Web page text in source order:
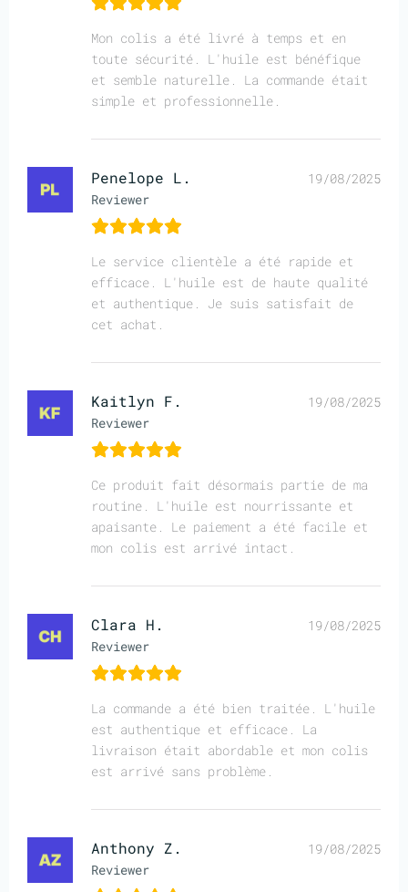
Mon colis a été livré à temps et en
toute sécurité. L'huile est bénéfique
et semble naturelle. La commande était
simple et professionnelle.
Penelope L.
Reviewer
19/08/2025
Le service clientèle a été rapide et
efficace. L'huile est de haute qualité
et authentique. Je suis satisfait de
cet achat.
Kaitlyn F.
Reviewer
19/08/2025
Ce produit fait désormais partie de ma
routine. L'huile est nourrissante et
apaisante. Le paiement a été facile et
mon colis est arrivé intact.
Clara H.
Reviewer
19/08/2025
La commande a été bien traitée. L'huile
est authentique et efficace. La
livraison était abordable et mon colis
est arrivé sans problème.
Anthony Z.
Reviewer
19/08/2025